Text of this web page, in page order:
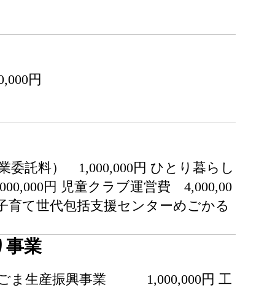
円
委託料） 1,000,000円 ひとり暮らし
円 児童クラブ運営費 4,000,00
育て世代包括支援センターめごかる
事業
ま生産振興事業 1,000,000円 工